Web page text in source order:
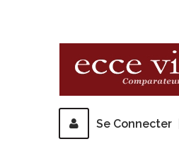
Se Connecter